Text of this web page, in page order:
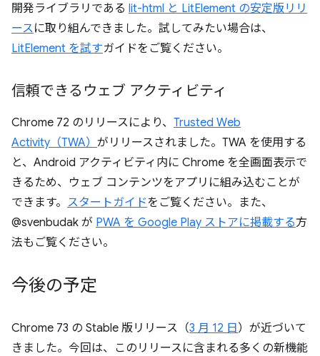
開発ライブラリである lit-html と LitElement の安定版リリ
ースに取り組んできました。試してみたい場合は、
LitElement を試すガイドをご覧ください。
信頼できるウェブ アクティビティ
Chrome 72 のリリースにより、 Trusted Web
Activity（TWA） がリリースされました。TWA を使用する
と、Android アクティビティ内に Chrome を全画面表示で
きるため、ウェブ コンテンツをアプリに組み込むことが
できます。 スタートガイドをご覧ください。また、
@svenbudak が PWA を Google Play ストアに掲載する方
法もご覧ください。
今後の予定
Chrome 73 の Stable 版リリース（3 月 12 日 ）が近づいて
きました。今回は、このリリースに含まれる多くの新機能